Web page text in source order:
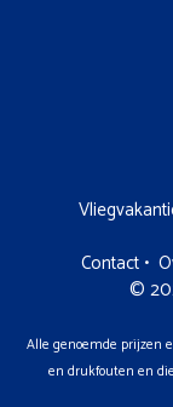
Contact •
©
Alle genoemde prijzen
en drukfouten en